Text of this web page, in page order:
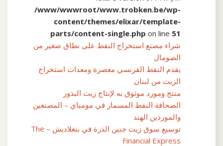
/www/wwwroot/www.trobken.be/wp-
content/themes/elixar/template-
parts/content-single.php on line 51
شراء مصنع استخراج النفط على نطاق صغير من
الصومال
يقدم النفط الفرنسي معصرة ومعدات استخراج
الزيت من لبنان
منتج ومورد موثوق به لإنتاج زيت البذور
الصحافة النفط المسمار في مومباي – المصنعين
والموردين الهند
توسيع سوق زيت جنين الذرة في بنغلاديش – The
Financial Express